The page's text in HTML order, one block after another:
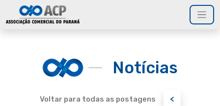
Notícias
Voltar para todas as postagens <